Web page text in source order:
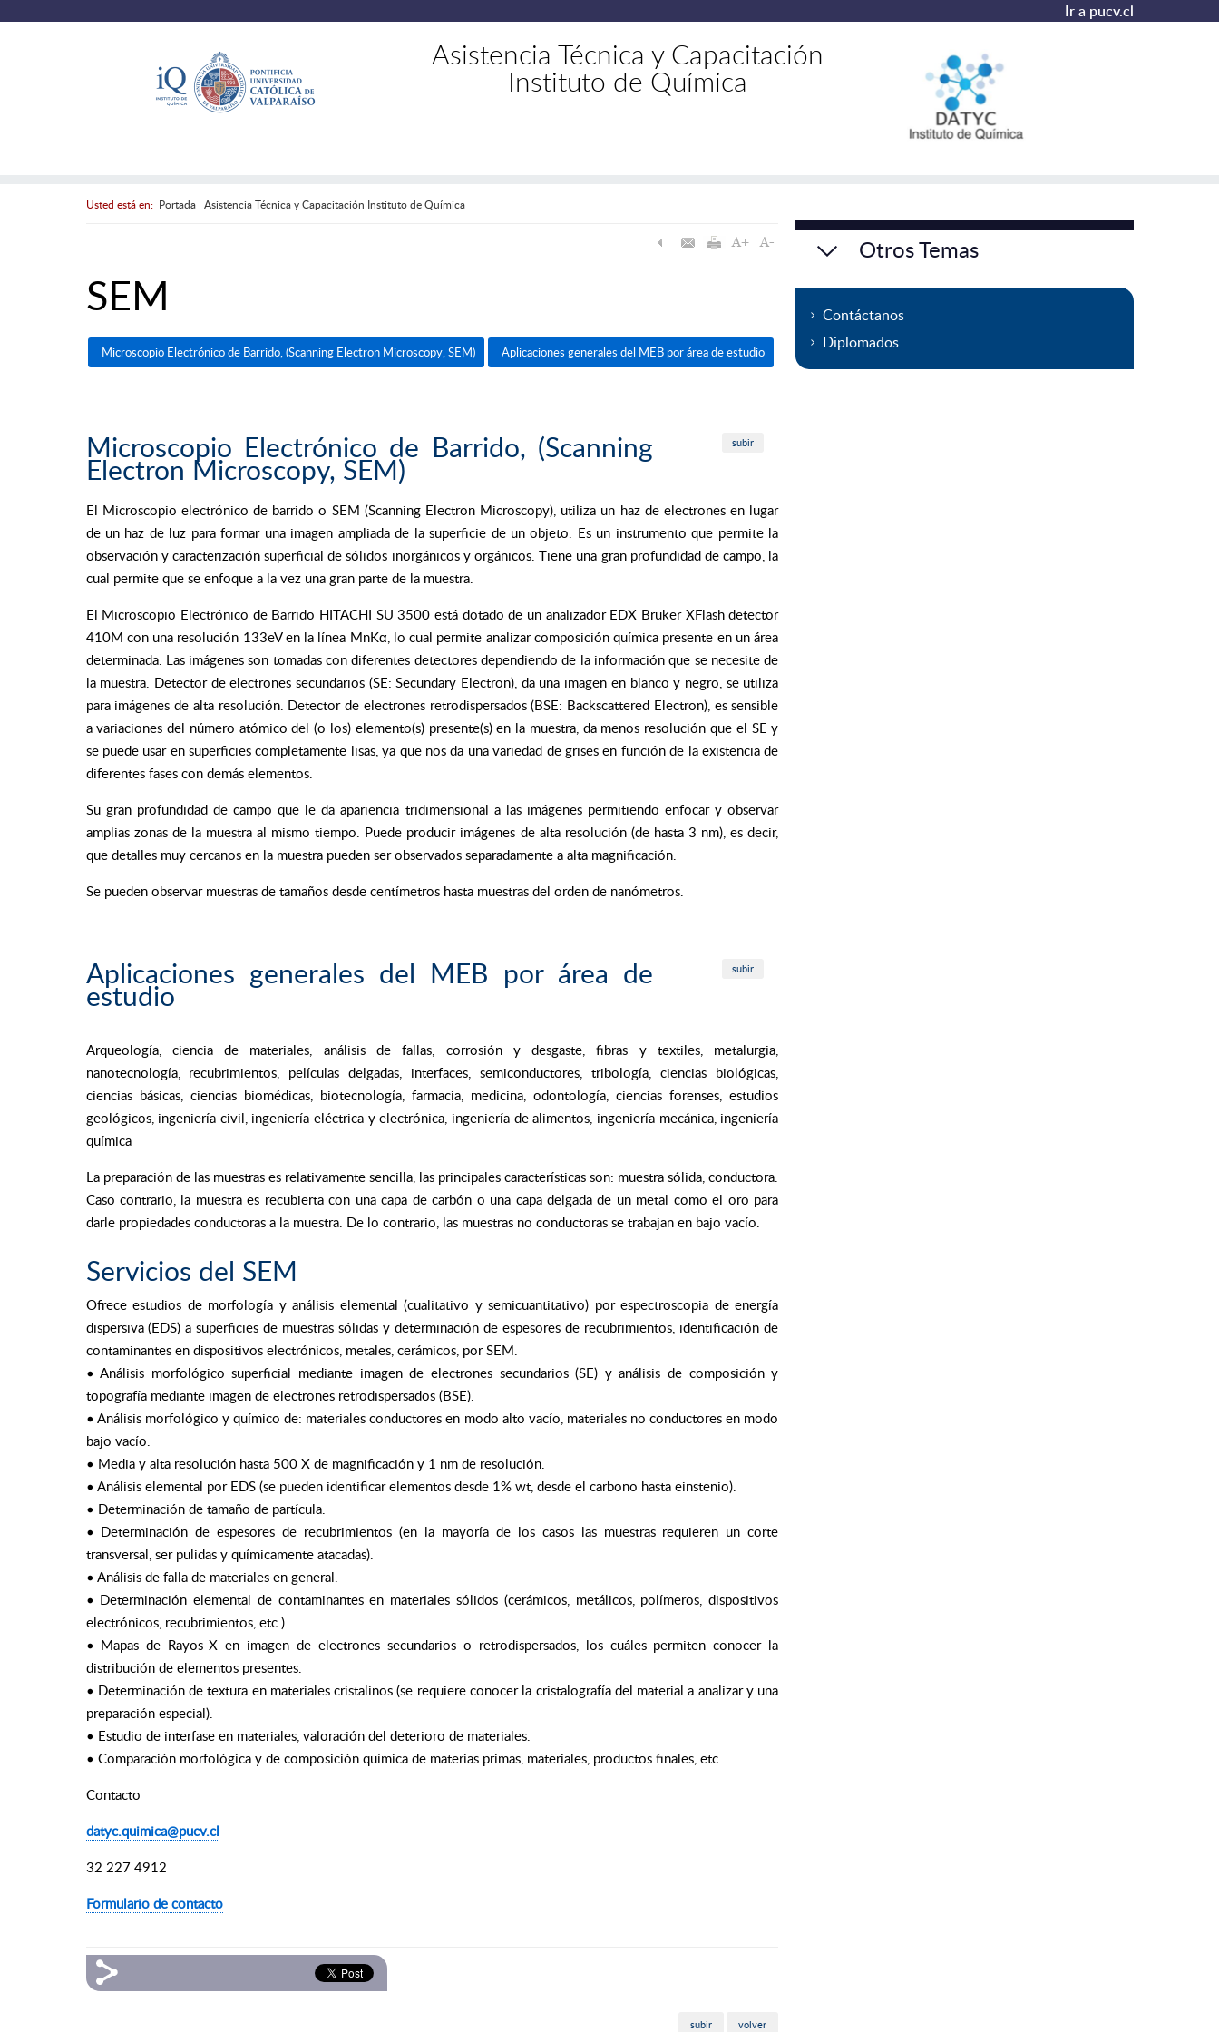
Ir a pucv.cl
Asistencia Técnica y Capacitación
Instituto de Química
Usted está en: Portada| Asistencia Técnica y Capacitación Instituto de Química
SEM
Microscopio Electrónico de Barrido, (Scanning Electron Microscopy, SEM) Aplicaciones generales del MEB por área de estudio
Microscopio Electrónico de Barrido, (Scanning
Electron Microscopy, SEM)
subir
El Microscopio electrónico de barrido o SEM (Scanning Electron Microscopy), utiliza un haz de electrones en lugar
de un haz de luz para formar una imagen ampliada de la superficie de un objeto. Es un instrumento que permite la
observación y caracterización superficial de sólidos inorgánicos y orgánicos. Tiene una gran profundidad de campo, la
cual permite que se enfoque a la vez una gran parte de la muestra.
El Microscopio Electrónico de Barrido HITACHI SU 3500 está dotado de un analizador EDX Bruker XFlash detector
410M con una resolución 133eV en la línea MnKα, lo cual permite analizar composición química presente en un área
determinada. Las imágenes son tomadas con diferentes detectores dependiendo de la información que se necesite de
la muestra. Detector de electrones secundarios (SE: Secundary Electron), da una imagen en blanco y negro, se utiliza
para imágenes de alta resolución. Detector de electrones retrodispersados (BSE: Backscattered Electron), es sensible
a variaciones del número atómico del (o los) elemento(s) presente(s) en la muestra, da menos resolución que el SE y
se puede usar en superficies completamente lisas, ya que nos da una variedad de grises en función de la existencia de
diferentes fases con demás elementos.
Su gran profundidad de campo que le da apariencia tridimensional a las imágenes permitiendo enfocar y observar
amplias zonas de la muestra al mismo tiempo. Puede producir imágenes de alta resolución (de hasta 3 nm), es decir,
que detalles muy cercanos en la muestra pueden ser observados separadamente a alta magnificación.
Se pueden observar muestras de tamaños desde centímetros hasta muestras del orden de nanómetros.
Aplicaciones generales del MEB por área de
estudio
subir
Arqueología, ciencia de materiales, análisis de fallas, corrosión y desgaste, fibras y textiles, metalurgia,
nanotecnología, recubrimientos, películas delgadas, interfaces, semiconductores, tribología, ciencias biológicas,
ciencias básicas, ciencias biomédicas, biotecnología, farmacia, medicina, odontología, ciencias forenses, estudios
geológicos, ingeniería civil, ingeniería eléctrica y electrónica, ingeniería de alimentos, ingeniería mecánica, ingeniería
química
La preparación de las muestras es relativamente sencilla, las principales características son: muestra sólida, conductora.
Caso contrario, la muestra es recubierta con una capa de carbón o una capa delgada de un metal como el oro para
darle propiedades conductoras a la muestra. De lo contrario, las muestras no conductoras se trabajan en bajo vacío.
Servicios del SEM
Ofrece estudios de morfología y análisis elemental (cualitativo y semicuantitativo) por espectroscopia de energía
dispersiva (EDS) a superficies de muestras sólidas y determinación de espesores de recubrimientos, identificación de
contaminantes en dispositivos electrónicos, metales, cerámicos, por SEM.
• Análisis morfológico superficial mediante imagen de electrones secundarios (SE) y análisis de composición y
topografía mediante imagen de electrones retrodispersados (BSE).
• Análisis morfológico y químico de: materiales conductores en modo alto vacío, materiales no conductores en modo
bajo vacío.
• Media y alta resolución hasta 500 X de magnificación y 1 nm de resolución.
• Análisis elemental por EDS (se pueden identificar elementos desde 1% wt, desde el carbono hasta einstenio).
• Determinación de tamaño de partícula.
• Determinación de espesores de recubrimientos (en la mayoría de los casos las muestras requieren un corte
transversal, ser pulidas y químicamente atacadas).
• Análisis de falla de materiales en general.
• Determinación elemental de contaminantes en materiales sólidos (cerámicos, metálicos, polímeros, dispositivos
electrónicos, recubrimientos, etc.).
• Mapas de Rayos-X en imagen de electrones secundarios o retrodispersados, los cuáles permiten conocer la
distribución de elementos presentes.
• Determinación de textura en materiales cristalinos (se requiere conocer la cristalografía del material a analizar y una
preparación especial).
• Estudio de interfase en materiales, valoración del deterioro de materiales.
• Comparación morfológica y de composición química de materias primas, materiales, productos finales, etc.
Contacto
datyc.quimica@pucv.cl
32 227 4912
Formulario de contacto
subir volver
Otros Temas
Contáctanos
Diplomados